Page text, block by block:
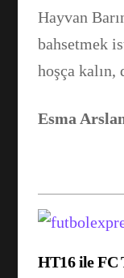
Hayvan
bahsetmek
hoşça kalın,
Esma
HT16 ile FC